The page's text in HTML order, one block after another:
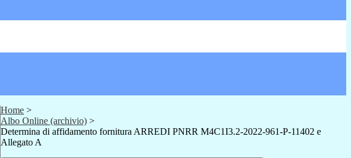
Home >
Albo Online (archivio) >
Determina di affidamento fornitura ARREDI PNRR M4C1I3.2-2022-961-P-11402 e
Allegato A